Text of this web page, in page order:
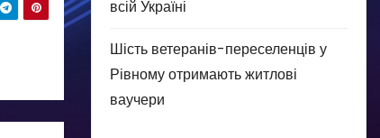
всій Україні
Шість ветеранів-переселенців у
Рівному отримають житлові
ваучери